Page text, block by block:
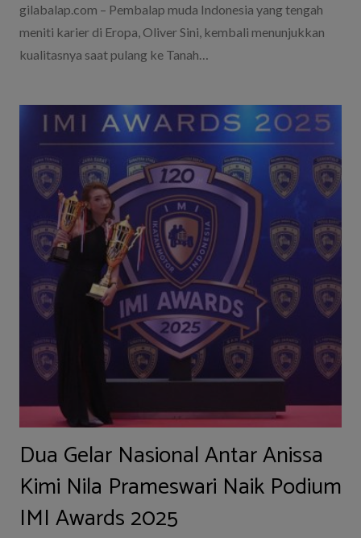
gilabalap.com – Pembalap muda Indonesia yang tengah
meniti karier di Eropa, Oliver Sini, kembali menunjukkan
kualitasnya saat pulang ke Tanah…
Dua Gelar Nasional Antar Anissa
Kimi Nila Prameswari Naik Podium
IMI Awards 2025